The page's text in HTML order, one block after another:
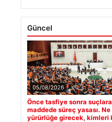
Güncel
05/08/2026
Önce tasfiye sonra
maddede süreç yasası.
yürürlüğe girecek, kimleri